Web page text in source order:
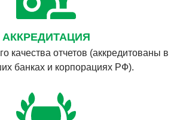
АККРЕДИТАЦИЯ
качества отчетов (аккредитованы в
банках и корпорациях РФ).